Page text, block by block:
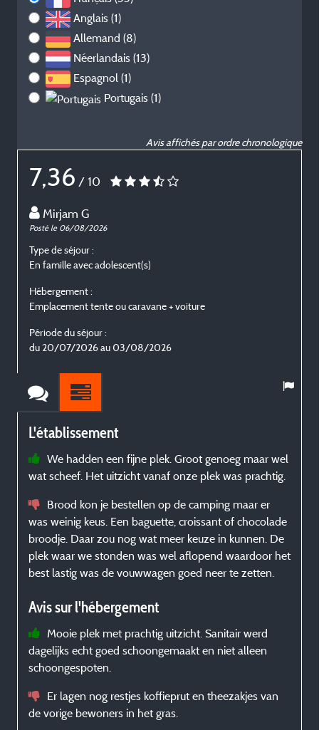
Anglais (1)
Allemand (8)
Néerlandais (13)
Espagnol (1)
Portugais (1)
Avis affichés par ordre chronologique
7,36 / 10
Mirjam G
Posté le 06/08/2026
Type de séjour :
En famille avec adolescent(s)
Hébergement :
Emplacement tente ou caravane + voiture
Période du séjour :
du 20/07/2026 au 03/08/2026
L'établissement
We hadden een fijne plek. Groot genoeg maar wel
wat scheef. Het uitzicht vanaf onze plek was prachtig.
Brood kon je bestellen op de camping maar er
was weinig keus. Een baguette, croissant of chocolade
broodje. Daar zou nog wat meer keuze in kunnen. De
plek waar we stonden was wel aflopend waardoor het
best lastig was de vouwwagen goed neer te zetten.
Avis sur l'hébergement
Mooie plek met prachtig uitzicht. Sanitair werd
dagelijks echt goed schoongemaakt en niet alleen
schoongespoten.
Er lagen nog restjes koffieprut en theezakjes van
de vorige bewoners in het gras.